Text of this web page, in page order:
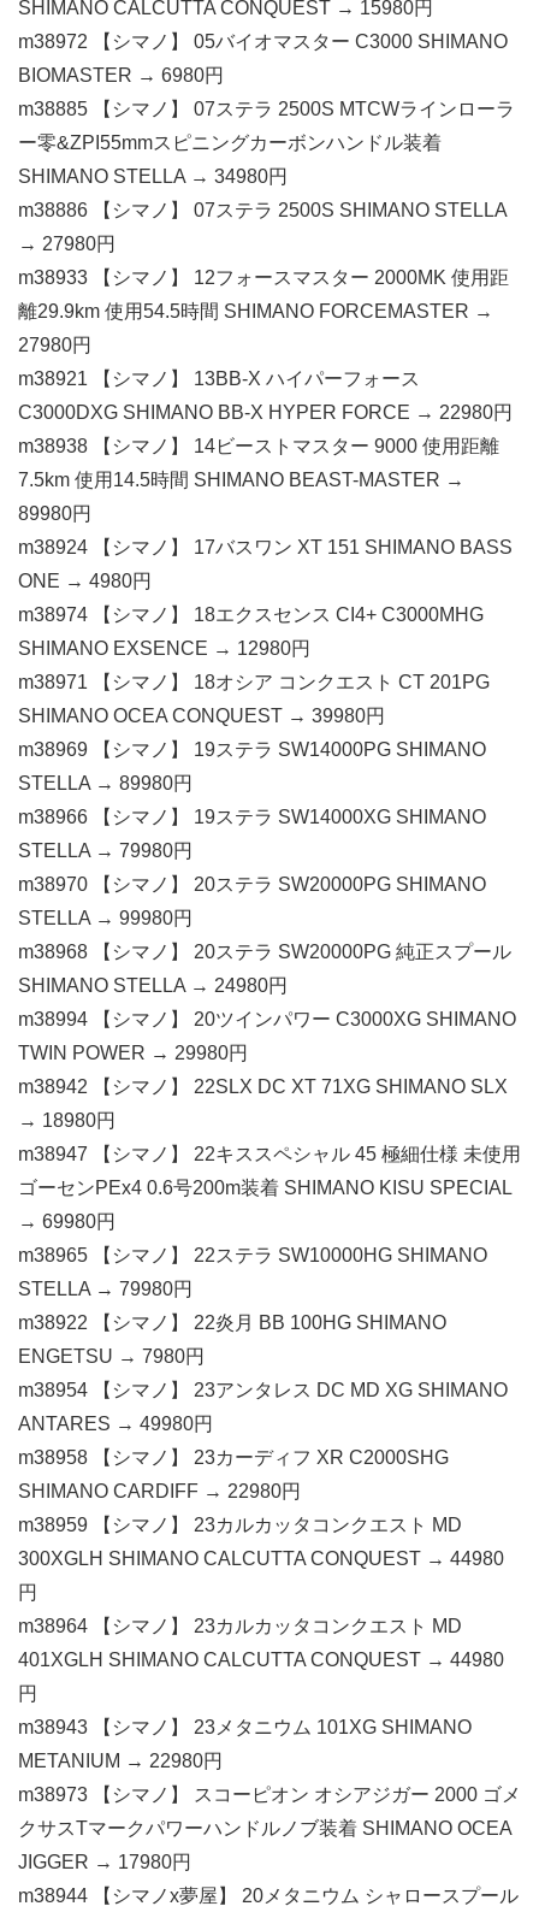
SHIMANO CALCUTTA CONQUEST → 15980円
m38972 【シマノ】 05バイオマスター C3000 SHIMANO
BIOMASTER → 6980円
m38885 【シマノ】 07ステラ 2500S MTCWラインローラ
ー零&ZPI55mmスピニングカーボンハンドル装着
SHIMANO STELLA → 34980円
m38886 【シマノ】 07ステラ 2500S SHIMANO STELLA
→ 27980円
m38933 【シマノ】 12フォースマスター 2000MK 使用距
離29.9km 使用54.5時間 SHIMANO FORCEMASTER →
27980円
m38921 【シマノ】 13BB-X ハイパーフォース
C3000DXG SHIMANO BB-X HYPER FORCE → 22980円
m38938 【シマノ】 14ビーストマスター 9000 使用距離
7.5km 使用14.5時間 SHIMANO BEAST-MASTER →
89980円
m38924 【シマノ】 17バスワン XT 151 SHIMANO BASS
ONE → 4980円
m38974 【シマノ】 18エクスセンス CI4+ C3000MHG
SHIMANO EXSENCE → 12980円
m38971 【シマノ】 18オシア コンクエスト CT 201PG
SHIMANO OCEA CONQUEST → 39980円
m38969 【シマノ】 19ステラ SW14000PG SHIMANO
STELLA → 89980円
m38966 【シマノ】 19ステラ SW14000XG SHIMANO
STELLA → 79980円
m38970 【シマノ】 20ステラ SW20000PG SHIMANO
STELLA → 99980円
m38968 【シマノ】 20ステラ SW20000PG 純正スプール
SHIMANO STELLA → 24980円
m38994 【シマノ】 20ツインパワー C3000XG SHIMANO
TWIN POWER → 29980円
m38942 【シマノ】 22SLX DC XT 71XG SHIMANO SLX
→ 18980円
m38947 【シマノ】 22キススペシャル 45 極細仕様 未使用
ゴーセンPEx4 0.6号200m装着 SHIMANO KISU SPECIAL
→ 69980円
m38965 【シマノ】 22ステラ SW10000HG SHIMANO
STELLA → 79980円
m38922 【シマノ】 22炎月 BB 100HG SHIMANO
ENGETSU → 7980円
m38954 【シマノ】 23アンタレス DC MD XG SHIMANO
ANTARES → 49980円
m38958 【シマノ】 23カーディフ XR C2000SHG
SHIMANO CARDIFF → 22980円
m38959 【シマノ】 23カルカッタコンクエスト MD
300XGLH SHIMANO CALCUTTA CONQUEST → 44980
円
m38964 【シマノ】 23カルカッタコンクエスト MD
401XGLH SHIMANO CALCUTTA CONQUEST → 44980
円
m38943 【シマノ】 23メタニウム 101XG SHIMANO
METANIUM → 22980円
m38973 【シマノ】 スコーピオン オシアジガー 2000 ゴメ
クサスTマークパワーハンドルノブ装着 SHIMANO OCEA
JIGGER → 17980円
m38944 【シマノx夢屋】 20メタニウム シャロースプール